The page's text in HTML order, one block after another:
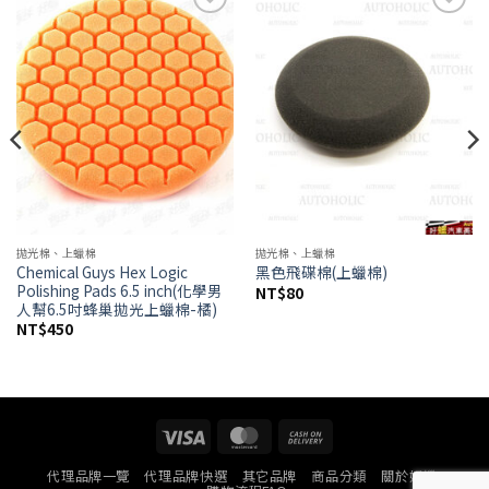
Add to
wishlist
拋光棉、上蠟棉
Chemical Guys Hex Logic
Polishing Pads 6.5 inch(化學男
人幫6.5吋蜂巢拋光上蠟棉-橘)
NT$450
拋光棉、上蠟棉
黑色飛碟棉(上蠟棉)
NT$80
Visa MasterCard
Delivery
代理品牌一覽 代理品牌快選 其它品牌 商品分類 關於好蠟